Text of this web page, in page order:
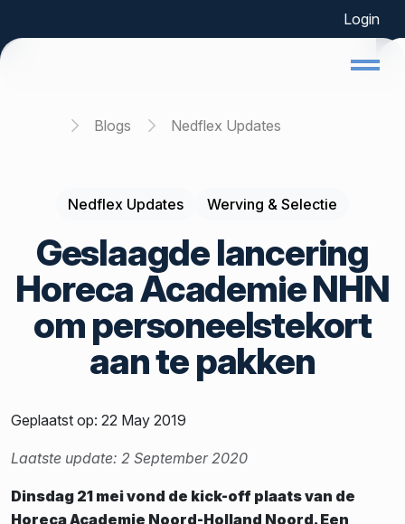
Login
Home Blogs Nedflex Updates
Nedflex Updates Werving & Selectie
Geslaagde lancering
Horeca Academie NHN
om personeelstekort
aan te pakken
Geplaatst op: 22 May 2019
Laatste update: 2 September 2020
Dinsdag 21 mei vond de kick-off plaats van de
Horeca Academie Noord-Holland Noord. Een